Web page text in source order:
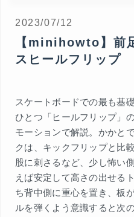
2023/07/12
【minihowto】前
スヒールフリップ
スケートボードでの最も基
ひとつ「ヒールフリップ」
モーションで解説。かかと
クは、キックフリップと比
股に刺さるなど、少し怖い
えば安定して高さの出せる
ち背中側に重心を置き、板
ルを弾くよう意識すると次